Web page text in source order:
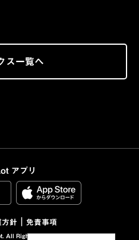
ス一覧へ
アプリ
方針 免責事項
All Rights Reserved